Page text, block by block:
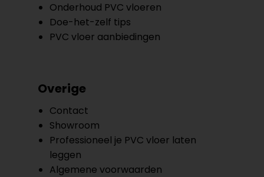
Onderhoud PVC vloeren
Doe-het-zelf tips
PVC vloer aanbiedingen
Overige
Contact
Showroom
Professioneel je PVC vloer laten
leggen
Algemene voorwaarden